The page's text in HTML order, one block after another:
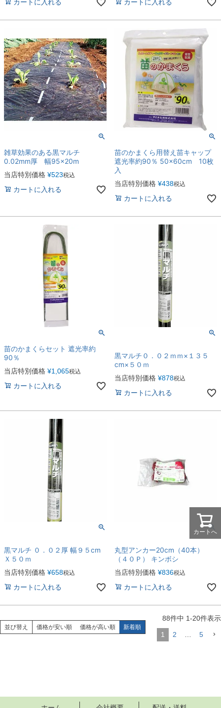
カートに入れる カートに入れる
雑草効果のある黒マルチ
0.02mm厚 幅95×20m
当店特別価格 ¥523税込
カートに入れる
苗のかまくら用替え苗キャップ
遮光率約90％ 50×60cm 10枚
入
当店特別価格 ¥438税込
カートに入れる
苗のかまくらセット 遮光率約
90％
当店特別価格 ¥1,065税込
カートに入れる
黒マルチ０．０２ｍｍ×１３５
cm×５０ｍ
当店特別価格 ¥878税込
カートに入れる
黒マルチ ０．０２厚 幅９５cm
Ｘ５０ｍ
当店特別価格 ¥658税込
カートに入れる
丸型アンカー20cm（40本）
（４０Ｐ） キンボシ
当店特別価格 ¥836税込
カートに入れる
並び替え 価格が安い順 価格が高い順 新着順
88件中 1-20件表示
1 2 5
カートへ